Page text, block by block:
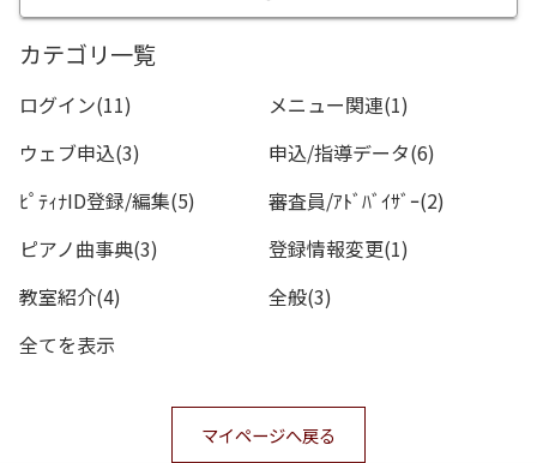
カテゴリ一覧
ログイン(11)
メニュー関連(1)
ウェブ申込(3)
申込/指導データ(6)
ﾋﾟﾃｨﾅID登録/編集(5)
審査員/ｱﾄﾞﾊﾞｲｻﾞｰ(2)
ピアノ曲事典(3)
登録情報変更(1)
教室紹介(4)
全般(3)
全てを表示
マイページへ戻る